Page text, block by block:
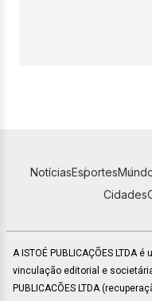
NotíciasEsportes
Cidades
A ISTOÉ PUBLICAÇÕES LTDA
vinculação editorial e societária
PUBLICACÕES LTDA